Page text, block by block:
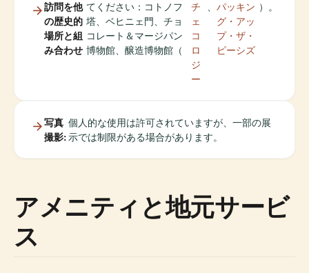
訪問を他
の歴史的
場所と組
み合わせ
てください：コトノフ
塔、ベヒニェ門、チョ
コレート＆マージパン
博物館、醸造博物館（
チ
ェ
コ
ロ
ジ
ー
、パッキン
グ・アッ
プ・ザ・
ピーシズ
）。
写真
撮影:
個人的な使用は許可されていますが、一部の展
示では制限がある場合があります。
アメニティと地元サービ
ス